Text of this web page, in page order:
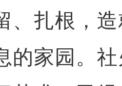
、扎根，
的家园。